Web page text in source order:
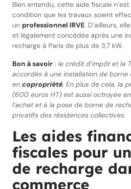
Bien entendu, cette aide fiscale n’est
condition que les travaux soient
un professionnel IRVE. D’ailleurs,
et légalement concédée après une
recharge à Paris de plus de 3,7 kW.
Bon à savoir : le crédit d’impôt et la
accordés à une installation de borne
en copropriété. En plus de cela, la
(600 euros HT) est aussi octroyée
l’achat et à la pose de borne de
privatifs des résidences collectives.
Les aides
fiscales pour
de recharge
commerce